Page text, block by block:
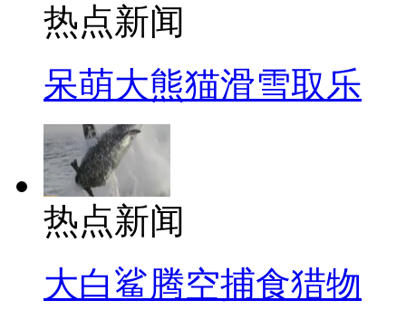
热点新闻
呆萌大熊猫滑雪取乐
热点新闻
大白鲨腾空捕食猎物